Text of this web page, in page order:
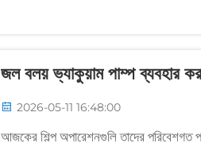
জল বলয় ভ্যাকুয়াম পাম্প ব্যবহার
2026-05-11 16:48:00
আজকের শিল্প অপারেশনগুলি তাদের পরিবেশগত